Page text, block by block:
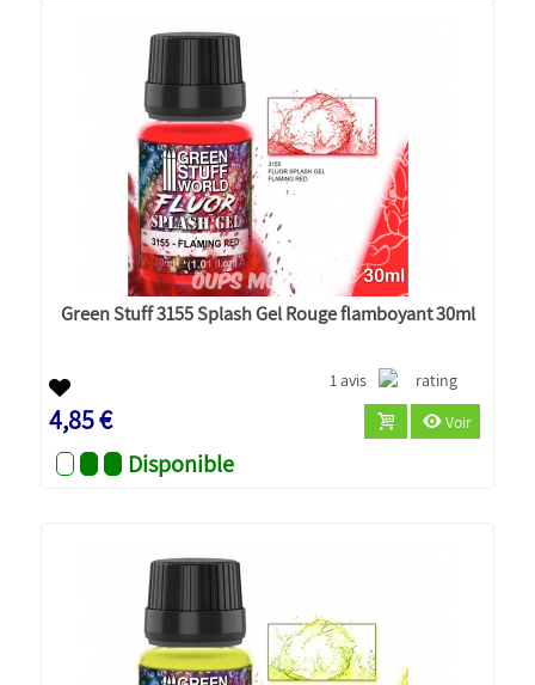
Green Stuff 3155 Splash Gel Rouge flamboyant 30ml
1 avis
4,85 € Voir
Disponible